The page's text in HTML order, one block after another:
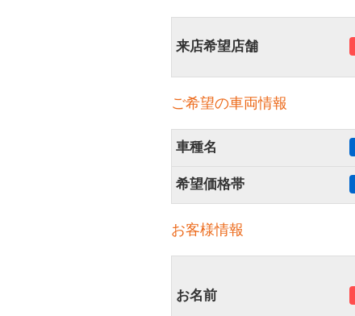
来店希望店舗
ご希望の車両情報
車種名
希望価格帯
お客様情報
お名前